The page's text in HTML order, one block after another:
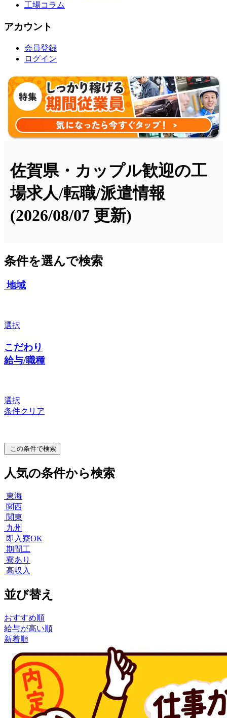
工場コラム
アカウント
会員登録
ログイン
佐賀県・カップル歓迎の工
場求人/転職/派遣情報
(2026/08/07 更新)
条件を選んで検索
地域
選択
こだわり
給与/職種
選択
条件クリア
この条件で検索
人気の条件から検索
東海
関西
関東
九州
即入寮OK
期間工
寮あり
高収入
並び替え
おすすめ順
給与が高い順
新着順